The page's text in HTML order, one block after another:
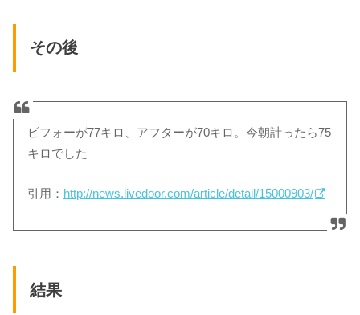
その後
ビフォーが77キロ、アフターが70キロ。今朝計ったら75
キロでした
引用： http://news.livedoor.com/article/detail/15000903/
結果